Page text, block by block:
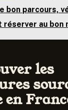
bon parcours,
réserver au bon
les
en